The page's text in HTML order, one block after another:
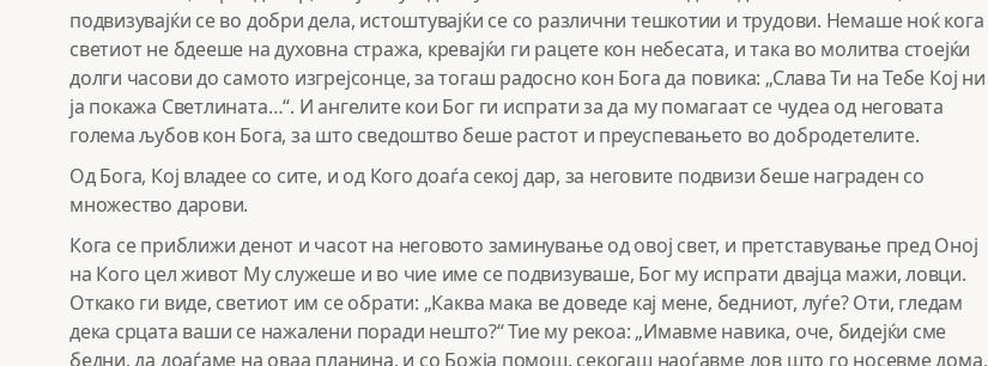
подвизувајќи се во добри дела, истоштувајќи се со различни тешкотии и трудови. Немаше ноќ кога
светиот не бдееше на духовна стража, кревајќи ги рацете кон небесата, и така во молитва стоејќи
долги часови до самото изгрејсонце, за тогаш радосно кон Бога да повика: „Слава Ти на Тебе Кој ни
ја покажа Светлината…“. И ангелите кои Бог ги испрати за да му помагаат се чудеа од неговата
голема љубов кон Бога, за што сведоштво беше растот и преуспевањето во добродетелите.
Од Бога, Кој владее со сите, и од Кого доаѓа секој дар, за неговите подвизи беше награден со
множество дарови.
Кога се приближи денот и часот на неговото заминување од овој свет, и претставување пред Оној
на Кого цел живот Му служеше и во чие име се подвизуваше, Бог му испрати двајца мажи, ловци.
Откако ги виде, светиот им се обрати: „Каква мака ве доведе кај мене, бедниот, луѓе? Оти, гледам
дека срцата ваши се нажалени поради нешто?“ Тие му рекоа: „Имавме навика, оче, бидејќи сме
бедни, да доаѓаме на оваа планина, и со Божја помош, секогаш наоѓавме лов што го носевме дома,